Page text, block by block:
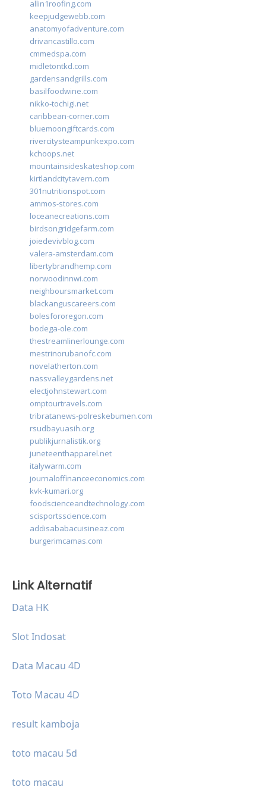
allin1roofing.com
keepjudgewebb.com
anatomyofadventure.com
drivancastillo.com
cmmedspa.com
midletontkd.com
gardensandgrills.com
basilfoodwine.com
nikko-tochigi.net
caribbean-corner.com
bluemoongiftcards.com
rivercitysteampunkexpo.com
kchoops.net
mountainsideskateshop.com
kirtlandcitytavern.com
301nutritionspot.com
ammos-stores.com
loceanecreations.com
birdsongridgefarm.com
joiedevivblog.com
valera-amsterdam.com
libertybrandhemp.com
norwoodinnwi.com
neighboursmarket.com
blackanguscareers.com
bolesfororegon.com
bodega-ole.com
thestreamlinerlounge.com
mestrinorubanofc.com
novelatherton.com
nassvalleygardens.net
electjohnstewart.com
omptourtravels.com
tribratanews-polreskebumen.com
rsudbayuasih.org
publikjurnalistik.org
juneteenthapparel.net
italywarm.com
journaloffinanceeconomics.com
kvk-kumari.org
foodscienceandtechnology.com
scisportsscience.com
addisababacuisineaz.com
burgerimcamas.com
Link Alternatif
Data HK
Slot Indosat
Data Macau 4D
Toto Macau 4D
result kamboja
toto macau 5d
toto macau